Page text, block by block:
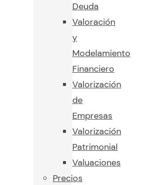
Deuda
Valoración
y
Modelamiento
Financiero
Valorización
de
Empresas
Valorización
Patrimonial
Valuaciones
Precios